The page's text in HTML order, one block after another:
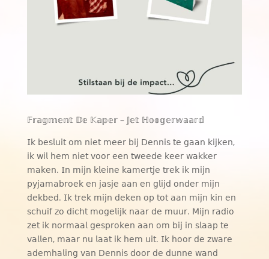
𝔽𝕣𝕒𝕘𝕞𝕖𝕟𝕥 𝔻𝕖 𝕂𝕒𝕡𝕖𝕣 – 𝕁𝕖𝕥 ℍ𝕠𝕠𝕘𝕖𝕣𝕨𝕒𝕒𝕣𝕕
𝖨𝗄 𝖻𝖾𝗌𝗅𝗎𝗂𝗍 𝗈𝗆 𝗇𝗂𝖾𝗍 𝗆𝖾𝖾𝗋 𝖻𝗂𝗃 𝖣𝖾𝗇𝗇𝗂𝗌 𝗍𝖾 𝗀𝖺𝖺𝗇 𝗄𝗂𝗃𝗄𝖾𝗇,
𝗂𝗄 𝗐𝗂𝗅 𝗁𝖾𝗆 𝗇𝗂𝖾𝗍 𝗏𝗈𝗈𝗋 𝖾𝖾𝗇 𝗍𝗐𝖾𝖾𝖽𝖾 𝗄𝖾𝖾𝗋 𝗐𝖺𝗄𝗄𝖾𝗋
𝗆𝖺𝗄𝖾𝗇. 𝖨𝗇 𝗆𝗂𝗃𝗇 𝗄𝗅𝖾𝗂𝗇𝖾 𝗄𝖺𝗆𝖾𝗋𝗍𝗃𝖾 𝗍𝗋𝖾𝗄 𝗂𝗄 𝗆𝗂𝗃𝗇
𝗉𝗒𝗃𝖺𝗆𝖺𝖻𝗋𝗈𝖾𝗄 𝖾𝗇 𝗃𝖺𝗌𝗃𝖾 𝖺𝖺𝗇 𝖾𝗇 𝗀𝗅𝗂𝗃𝖽 𝗈𝗇𝖽𝖾𝗋 𝗆𝗂𝗃𝗇
𝖽𝖾𝗄𝖻𝖾𝖽. 𝖨𝗄 𝗍𝗋𝖾𝗄 𝗆𝗂𝗃𝗇 𝖽𝖾𝗄𝖾𝗇 𝗈𝗉 𝗍𝗈𝗍 𝖺𝖺𝗇 𝗆𝗂𝗃𝗇 𝗄𝗂𝗇 𝖾𝗇
𝗌𝖼𝗁𝗎𝗂𝖿 𝗓𝗈 𝖽𝗂𝖼𝗁𝗍 𝗆𝗈𝗀𝖾𝗅𝗂𝗃𝗄 𝗇𝖺𝖺𝗋 𝖽𝖾 𝗆𝗎𝗎𝗋. 𝖬𝗂𝗃𝗇 𝗋𝖺𝖽𝗂𝗈
𝗓𝖾𝗍 𝗂𝗄 𝗇𝗈𝗋𝗆𝖺𝖺𝗅 𝗀𝖾𝗌𝗉𝗋𝗈𝗄𝖾𝗇 𝖺𝖺𝗇 𝗈𝗆 𝖻𝗂𝗃 𝗂𝗇 𝗌𝗅𝖺𝖺𝗉 𝗍𝖾
𝗏𝖺𝗅𝗅𝖾𝗇, 𝗆𝖺𝖺𝗋 𝗇𝗎 𝗅𝖺𝖺𝗍 𝗂𝗄 𝗁𝖾𝗆 𝗎𝗂𝗍. 𝖨𝗄 𝗁𝗈𝗈𝗋 𝖽𝖾 𝗓𝗐𝖺𝗋𝖾
𝖺𝖽𝖾𝗆𝗁𝖺𝗅𝗂𝗇𝗀 𝗏𝖺𝗇 𝖣𝖾𝗇𝗇𝗂𝗌 𝖽𝗈𝗈𝗋 𝖽𝖾 𝖽𝗎𝗇𝗇𝖾 𝗐𝖺𝗇𝖽